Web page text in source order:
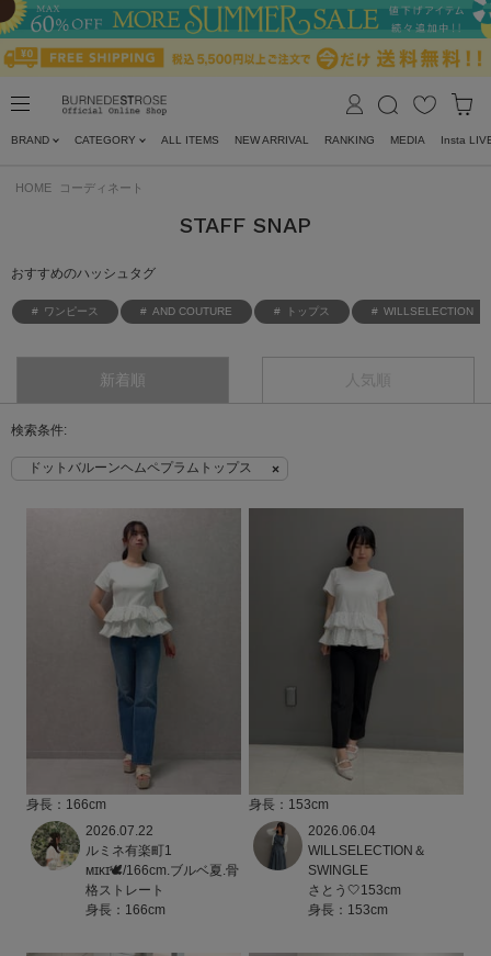
BRAND CATEGORY ALL ITEMS NEW ARRIVAL RANKING MEDIA Insta
HOME コーディネート
STAFF SNAP
おすすめのハッシュタグ
ワンピース AND COUTURE トップス WILLSELECTION
新着順 人気順
ドットバルーンヘムペプラムトップス
身長：166cm
2026.07.22
ルミネ有楽町1
ᴍɪᴋɪ🕊/166cm.ブルベ夏.骨
格ストレート
身長：166cm
身長：153cm
2026.06.04
WILLSELECTION＆
SWINGLE
さとう🤍153cm
身長：153cm